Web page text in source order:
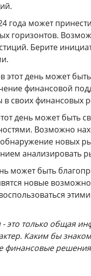
года может
горизонтов.
Берите
этот день может
финансовой
в своих финансовых
день может быть
Возможно
новых
анализировать
может быть
новые
это только общая
Каким бы
финансовые